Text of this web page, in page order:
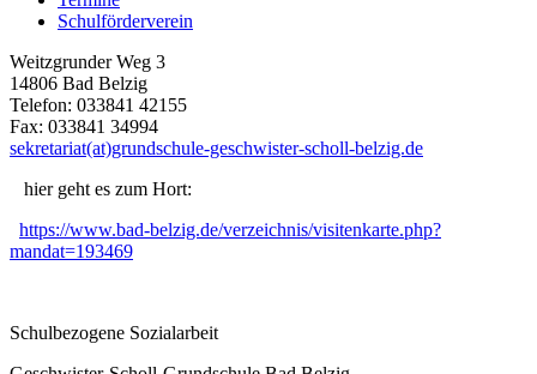
Schulförderverein
Weitzgrunder Weg 3
14806 Bad Belzig
Telefon: 033841 42155
Fax: 033841 34994
sekretariat(at)grundschule-geschwister-scholl-belzig.de
hier geht es zum Hort:
https://www.bad-belzig.de/verzeichnis/visitenkarte.php?
mandat=193469
Schulbezogene Sozialarbeit